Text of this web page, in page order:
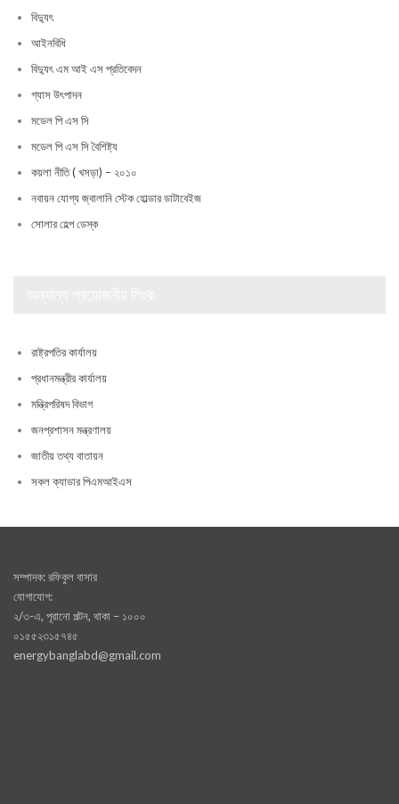
বিদ্যুৎ
আইনবিধি
বিদ্যুৎ এম আই এস প্রতিবেদন
গ্যাস উৎপাদন
মডেল পি এস সি
মডেল পি এস সি বৈশিষ্ট্য
কয়লা নীতি ( খসড়া) – ২০১০
নবায়ন যোগ্য জ্বালানি স্টেক হোল্ডার ডাটাবেইজ
সোলার হেল্প ডেস্ক
রাষ্ট্রপতির কার্যালয়
প্রধানমন্ত্রীর কার্যালয়
মন্ত্রিপরিষদ বিভাগ
জনপ্রশাসন মন্ত্রণালয়
জাতীয় তথ্য বাতায়ন
সকল ক্যাডার পিএমআইএস
সম্পাদক: রফিকুল বাসার
যোগাযোগ:
২/৩-এ, পূরানো পল্টন, থাকা – ১০০০
০১৫৫২৩১৫৭৪৫
energybanglabd@gmail.com